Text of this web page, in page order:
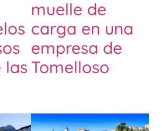
las
muelle de
carga en una
empresa de
Tomelloso